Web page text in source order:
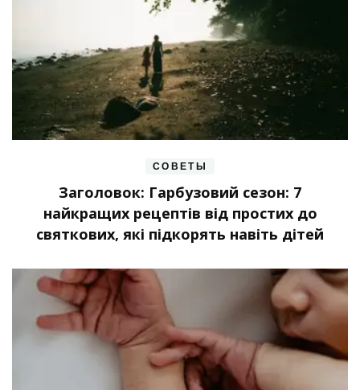
СОВЕТЫ
Заголовок: Гарбузовий сезон: 7
найкращих рецептів від простих до
святкових, які підкорять навіть дітей